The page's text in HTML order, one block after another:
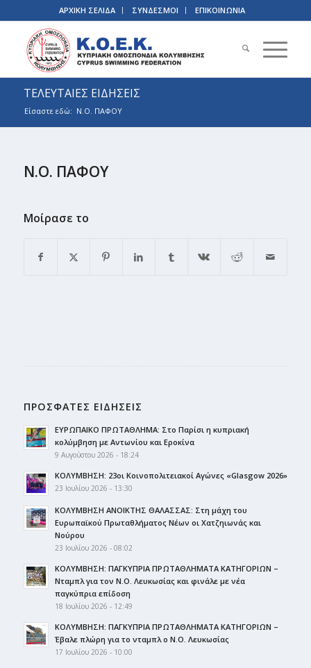
ΑΡΧΙΚΗ ΣΕΛΙΔΑ ΣΥΝΔΕΣΜΟΙ ΕΠΙΚΟΙΝΩΝΙΑ
ΤΕΛΕΥΤΑΙΕΣ ΕΙΔΗΣΕΙΣ
Είσαστε εδώ: Ν.Ο. ΠΑΦΟΥ
Ν.Ο. ΠΑΦΟΥ
Μοίρασε το
ΠΡΟΣΦΑΤΕΣ ΕΙΔΗΣΕΙΣ
ΕΥΡΩΠΑΙΚΟ ΠΡΩΤΑΘΛΗΜΑ: Στο Παρίσι η κυπριακή
κολύμβηση με Αντωνίου και Εροκίνα
9 Αυγούστου 2026 - 18:24
ΚΟΛΥΜΒΗΣΗ: 23οι Κοινοπολιτειακοί Αγώνες «Glasgow 2026»
23 Ιουλίου 2026 - 13:30
ΚΟΛΥΜΒΗΣΗ ΑΝΟΙΚΤΗΣ ΘΑΛΑΣΣΑΣ: Στη μάχη του
Ευρωπαϊκού Πρωταθλήματος Νέων οι Χατζηιωνάς και
Νούρου
23 Ιουλίου 2026 - 08:02
ΚΟΛΥΜΒΗΣΗ: ΠΑΓΚΥΠΡΙΑ ΠΡΩΤΑΘΛΗΜΑΤΑ ΚΑΤΗΓΟΡΙΩΝ –
Νταμπλ για τον Ν.Ο. Λευκωσίας και φινάλε με νέα
παγκύπρια επίδοση
18 Ιουλίου 2026 - 12:49
ΚΟΛΥΜΒΗΣΗ: ΠΑΓΚΥΠΡΙΑ ΠΡΩΤΑΘΛΗΜΑΤΑ ΚΑΤΗΓΟΡΙΩΝ –
Έβαλε πλώρη για το νταμπλ ο Ν.Ο. Λευκωσίας
17 Ιουλίου 2026 - 10:00